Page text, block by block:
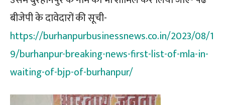
बीजेपी के दावेदारों की सूची-
https://burhanpurbusinessnews.co.in/2023/08/1
9/burhanpur-breaking-news-first-list-of-mla-in-
waiting-of-bjp-of-burhanpur/